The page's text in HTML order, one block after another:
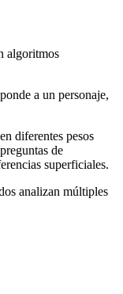
algoritmos
a un personaje,
diferentes pesos
de
superficiales.
analizan múltiples